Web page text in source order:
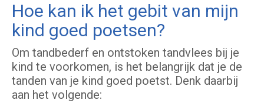
Hoe kan ik het gebit van mijn
kind goed poetsen?
Om tandbederf en ontstoken tandvlees bij je
kind te voorkomen, is het belangrijk dat je de
tanden van je kind goed poetst. Denk daarbij
aan het volgende: